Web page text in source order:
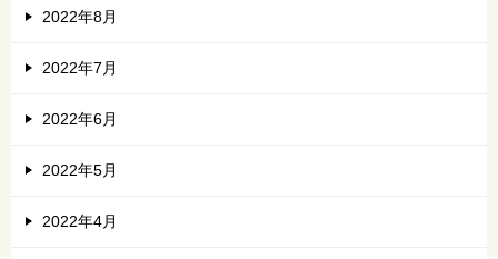
2022年8月
2022年7月
2022年6月
2022年5月
2022年4月